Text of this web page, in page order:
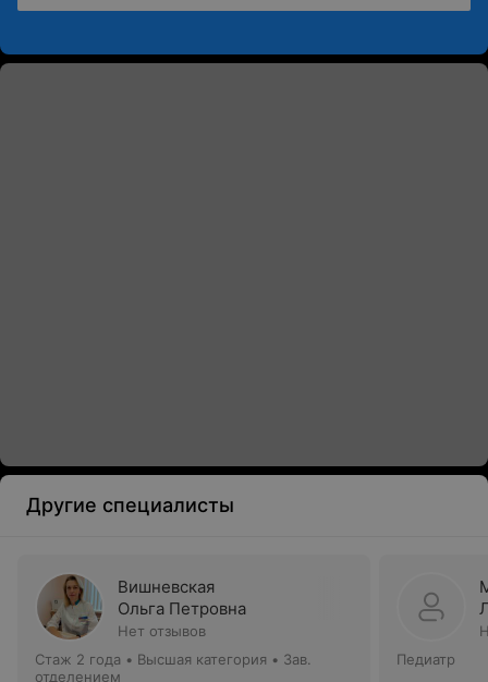
Другие специалисты
Вишневская
Ольга Петровна
Нет отзывов
Стаж 2 года • Высшая категория • Зав.
отделением
Педиатр